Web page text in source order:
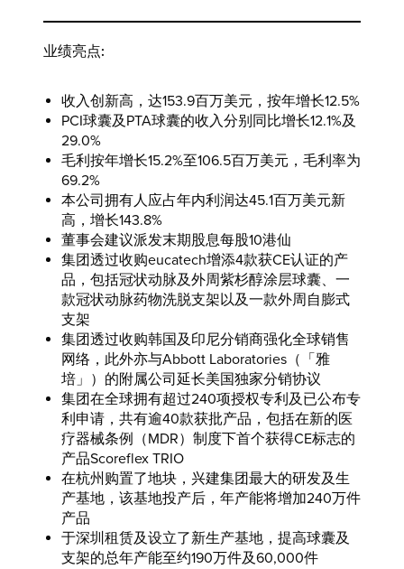
业绩亮点:
收入创新高，达153.9百万美元，按年增长12.5%
PCI球囊及PTA球囊的收入分别同比增长12.1%及
29.0%
毛利按年增长15.2%至106.5百万美元，毛利率为
69.2%
本公司拥有人应占年内利润达45.1百万美元新
高，增长143.8%
董事会建议派发末期股息每股10港仙
集团透过收购eucatech增添4款获CE认证的产
品，包括冠状动脉及外周紫杉醇涂层球囊、一
款冠状动脉药物洗脱支架以及一款外周自膨式
支架
集团透过收购韩国及印尼分销商强化全球销售
网络，此外亦与Abbott Laboratories（「雅
培」）的附属公司延长美国独家分销协议
集团在全球拥有超过240项授权专利及已公布专
利申请，共有逾40款获批产品，包括在新的医
疗器械条例（MDR）制度下首个获得CE标志的
产品Scoreflex TRIO
在杭州购置了地块，兴建集团最大的研发及生
产基地，该基地投产后，年产能将增加240万件
产品
于深圳租赁及设立了新生产基地，提高球囊及
支架的总年产能至约190万件及60,000件